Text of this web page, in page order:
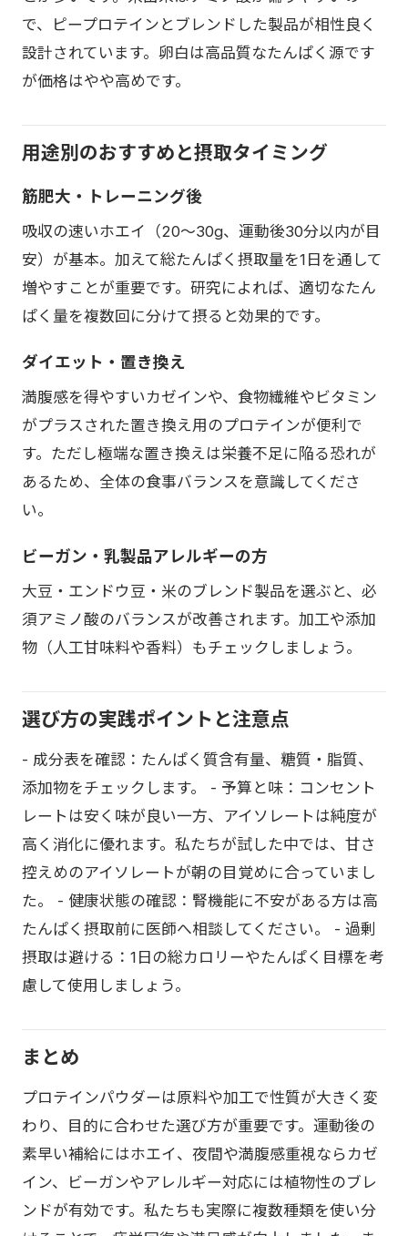
で、ピープロテインとブレンドした製品が相性良く
設計されています。卵白は高品質なたんぱく源です
が価格はやや高めです。
用途別のおすすめと摂取タイミング
筋肥大・トレーニング後
吸収の速いホエイ（20〜30g、運動後30分以内が目
安）が基本。加えて総たんぱく摂取量を1日を通して
増やすことが重要です。研究によれば、適切なたん
ぱく量を複数回に分けて摂ると効果的です。
ダイエット・置き換え
満腹感を得やすいカゼインや、食物繊維やビタミン
がプラスされた置き換え用のプロテインが便利で
す。ただし極端な置き換えは栄養不足に陥る恐れが
あるため、全体の食事バランスを意識してくださ
い。
ビーガン・乳製品アレルギーの方
大豆・エンドウ豆・米のブレンド製品を選ぶと、必
須アミノ酸のバランスが改善されます。加工や添加
物（人工甘味料や香料）もチェックしましょう。
選び方の実践ポイントと注意点
- 成分表を確認：たんぱく質含有量、糖質・脂質、
添加物をチェックします。 - 予算と味：コンセント
レートは安く味が良い一方、アイソレートは純度が
高く消化に優れます。私たちが試した中では、甘さ
控えめのアイソレートが朝の目覚めに合っていまし
た。 - 健康状態の確認：腎機能に不安がある方は高
たんぱく摂取前に医師へ相談してください。 - 過剰
摂取は避ける：1日の総カロリーやたんぱく目標を考
慮して使用しましょう。
まとめ
プロテインパウダーは原料や加工で性質が大きく変
わり、目的に合わせた選び方が重要です。運動後の
素早い補給にはホエイ、夜間や満腹感重視ならカゼ
イン、ビーガンやアレルギー対応には植物性のブレ
ンドが有効です。私たちも実際に複数種類を使い分